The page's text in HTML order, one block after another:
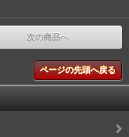
次の商品へ
ページの先頭へ戻る